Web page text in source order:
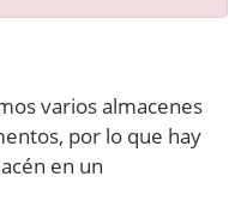
varios almacenes
por lo que hay
en un